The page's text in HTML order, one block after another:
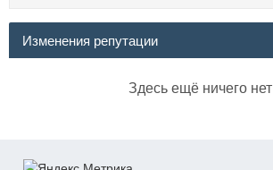
Изменения репутации
Здесь ещё ничего нет